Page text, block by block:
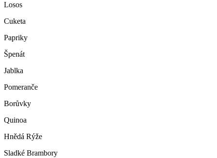
Losos
Cuketa
Papriky
Špenát
Jablka
Pomeranče
Borůvky
Quinoa
Hnědá Rýže
Sladké Brambory